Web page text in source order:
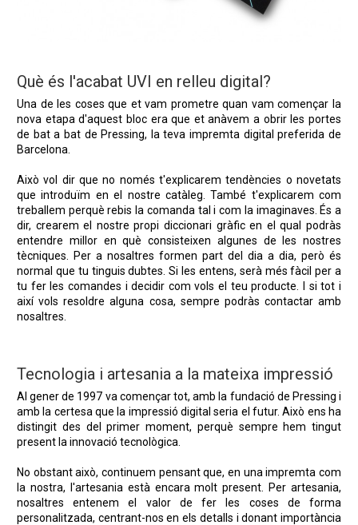
Què és l'acabat UVI en relleu digital?
Una de les coses que et vam prometre quan vam començar la
nova etapa d'aquest bloc era que et anàvem a obrir les portes
de bat a bat de Pressing, la teva impremta digital preferida de
Barcelona.
Això vol dir que no només t'explicarem tendències o novetats
que introduïm en el nostre catàleg. També t'explicarem com
treballem perquè rebis la comanda tal i com la imaginaves. És a
dir, crearem el nostre propi diccionari gràfic en el qual podràs
entendre millor en què consisteixen algunes de les nostres
tècniques. Per a nosaltres formen part del dia a dia, però és
normal que tu tinguis dubtes. Si les entens, serà més fàcil per a
tu fer les comandes i decidir com vols el teu producte. I si tot i
així vols resoldre alguna cosa, sempre podràs contactar amb
nosaltres.
Tecnologia i artesania a la mateixa impressió
Al gener de 1997 va començar tot, amb la fundació de Pressing i
amb la certesa que la impressió digital seria el futur. Això ens ha
distingit des del primer moment, perquè sempre hem tingut
present la innovació tecnològica.
No obstant això, continuem pensant que, en una impremta com
la nostra, l'artesania està encara molt present. Per artesania,
nosaltres entenem el valor de fer les coses de forma
personalitzada, centrant-nos en els detalls i donant importància